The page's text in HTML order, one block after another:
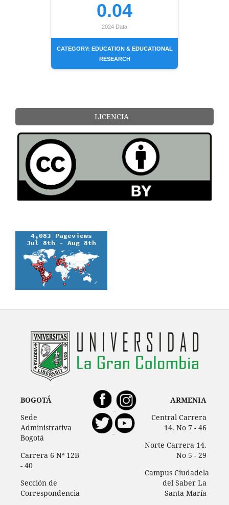
0.04
2024 Data
CATEGORY: EDUCATION & EDUCATIONAL
RESEARCH
LICENCIA
BOGOTÁ
Sede
Administrativa
Bogotá
Carrera 6 Nª 12B
- 40
Sección de
Correspondencia
ARMENIA
Central Carrera
14. No 7 - 46
Norte Carrera 14.
No 5 - 29
Campus Ciudadela
del Saber La
Santa María